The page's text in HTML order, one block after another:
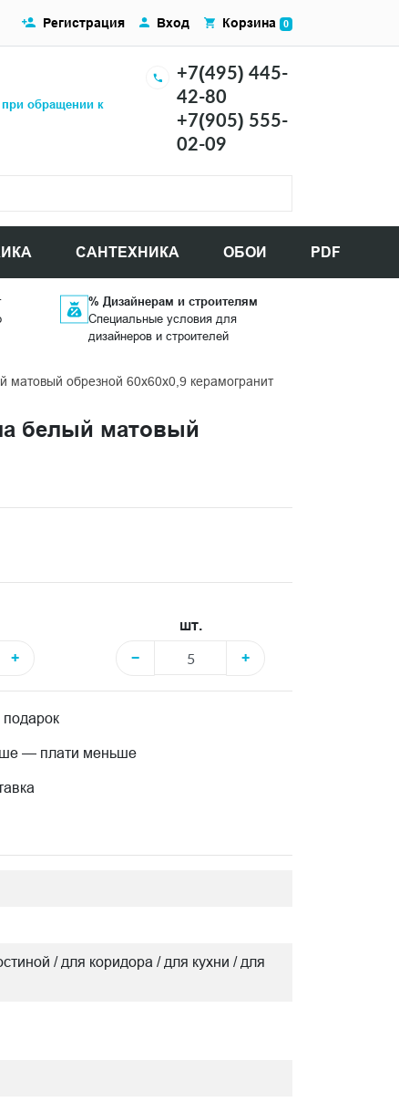
при обращении к
+7(495) 445-
42-80
+7(905) 555-
02-09
САНТЕХНИКА ОБОИ PDF
Регистрация Вход Корзина 0
% Дизайнерам и строителям
Специальные условия для
дизайнеров и строителей
обрезной 60x60x0,9 керамогранит
белый матовый
+
шт.
−
+
подарок
— плати меньше
/ для коридора / для кухни / для